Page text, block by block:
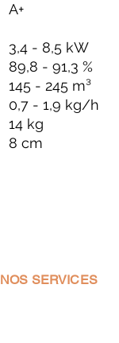
A+
3,4 - 8,5 kW
89,8 - 91,3 %
145 - 245 m³
0,7 - 1,9 kg/h
14 kg
8 cm
NOS SERVICES